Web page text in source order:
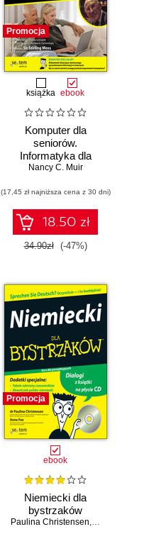
Promocja
książka ebook
Komputer dla
seniorów.
Informatyka dla
bystrzaków
Nancy C. Muir
(17,45 zł najniższa cena z 30 dni)
18.50 zł
34.90zł (-47%)
Promocja
ebook
Niemiecki dla
bystrzaków
Paulina Christensen,Anne Fox